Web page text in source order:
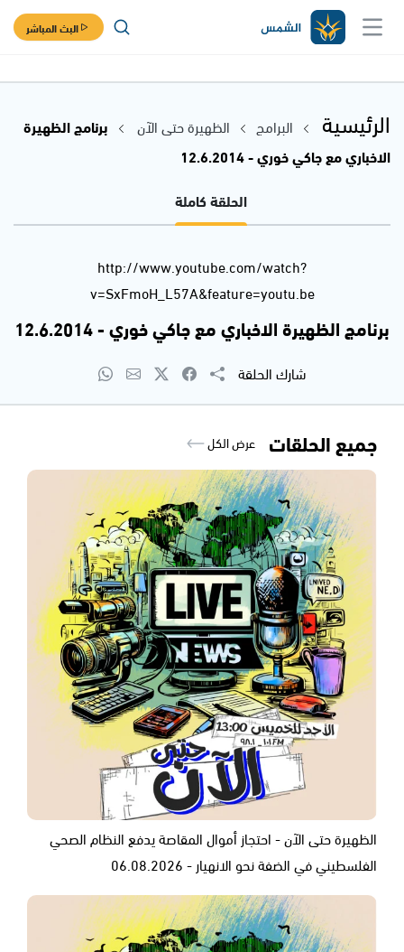
البث المباشر
الرئيسية البرامج الظهيرة حتى الآن
برنامج الظهيرة
الاخباري مع جاكي خوري - 12.6.2014
الحلقة كاملة
http://www.youtube.com/watch?
v=SxFmoH_L57A&feature=youtu.be
برنامج الظهيرة الاخباري مع جاكي خوري - 12.6.2014
شارك الحلقة
جميع الحلقات عرض الكل
الظهيرة حتى الآن - احتجاز أموال المقاصة يدفع النظام الصحي
الفلسطيني في الضفة نحو الانهيار - 06.08.2026